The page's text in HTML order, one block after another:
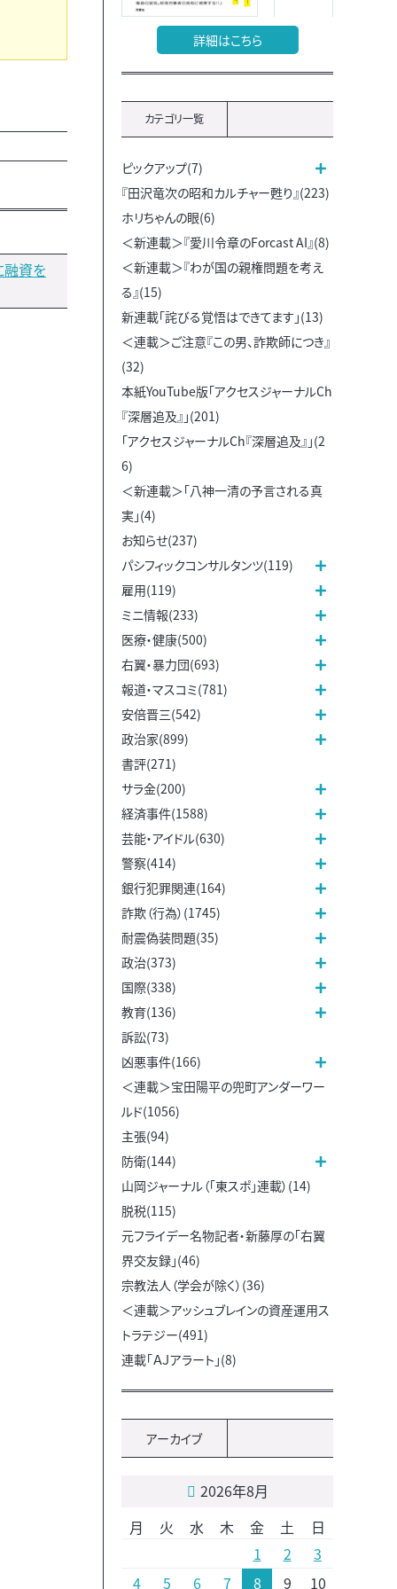
資を
詳細はこちら
カテゴリ一覧
ピックアップ(7)
『田沢竜次の昭和カルチャー甦り』(223)
ホリちゃんの眼(6)
＜新連載＞『愛川令章のForcast AI』(8)
＜新連載＞『わが国の親権問題を考え
る』(15)
新連載「詫びる覚悟はできてます」(13)
＜連載＞ご注意『この男、詐欺師につき』
(32)
本紙YouTube版「アクセスジャーナルCh
『深層追及』」(201)
「アクセスジャーナルCh『深層追及』」(2
6)
＜新連載＞「八神一清の予言される真
実」(4)
お知らせ(237)
パシフィックコンサルタンツ(119)
雇用(119)
ミニ情報(233)
医療・健康(500)
右翼・暴力団(693)
報道・マスコミ(781)
安倍晋三(542)
政治家(899)
書評(271)
サラ金(200)
経済事件(1588)
芸能・アイドル(630)
警察(414)
銀行犯罪関連(164)
詐欺（行為）(1745)
耐震偽装問題(35)
政治(373)
国際(338)
教育(136)
訴訟(73)
凶悪事件(166)
＜連載＞宝田陽平の兜町アンダーワー
ルド(1056)
主張(94)
防衛(144)
山岡ジャーナル（「東スポ」連載）(14)
脱税(115)
元フライデー名物記者・新藤厚の「右翼
界交友録」(46)
宗教法人（学会が除く）(36)
＜連載＞アッシュブレインの資産運用ス
トラテジー(491)
連載「ＡＪアラート」(8)
アーカイブ
2026年8月
月
火 水 木 金 土
日
1
2
3
4
5 6 7 8 9 10